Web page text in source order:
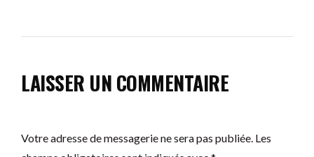
LAISSER UN COMMENTAIRE
Votre adresse de messagerie ne sera pas publiée. Les